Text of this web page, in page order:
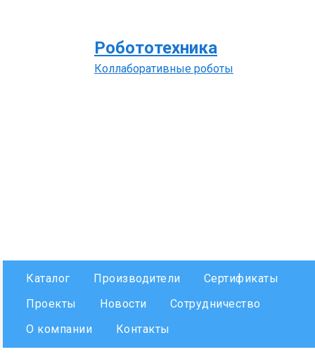
Робототехника
Коллаборативные роботы
Каталог Производители
Сертификаты
Проекты
Новости
Сотрудничество
О компании
Контакты